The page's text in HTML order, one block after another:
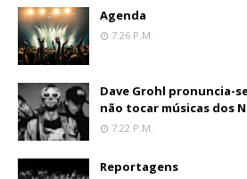
Agenda
7:26 P.m.
Dave Grohl pronuncia-
não tocar músicas dos
7:22 P.m.
Reportagens